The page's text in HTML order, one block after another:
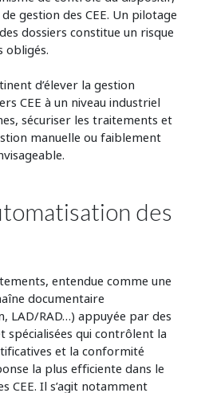
gestion des CEE. Un pilotage
dossiers constitue un risque
obligés.
d’élever la gestion
CEE à un niveau industriel
sécuriser les traitements et
manuelle ou faiblement
des
entendue comme une
documentaire
LAD/RAD…) appuyée par des
spécialisées qui contrôlent la
et la conformité
la plus efficiente dans le
CEE. Il s’agit notamment